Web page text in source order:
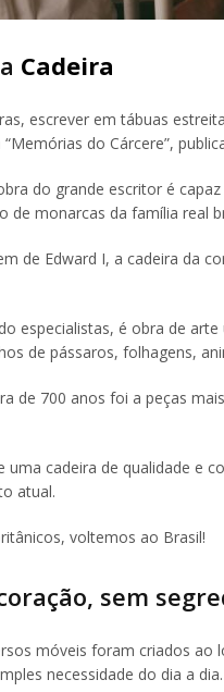
Cadeira
escrever em tábuas
do Cárcere”,
do grande escritor é
de monarcas da família real
de Edward I, a cadeira da
especialistas, é obra de
de pássaros, folhagens,
de 700 anos foi a peças
cadeira de qualidade e
atual.
voltemos ao Brasil!
sem
móveis foram criados
necessidade do dia a dia.